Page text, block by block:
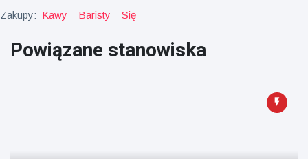
'kajdanek'
Zakupy: Kawy Baristy Się
Powiązane stanowiska